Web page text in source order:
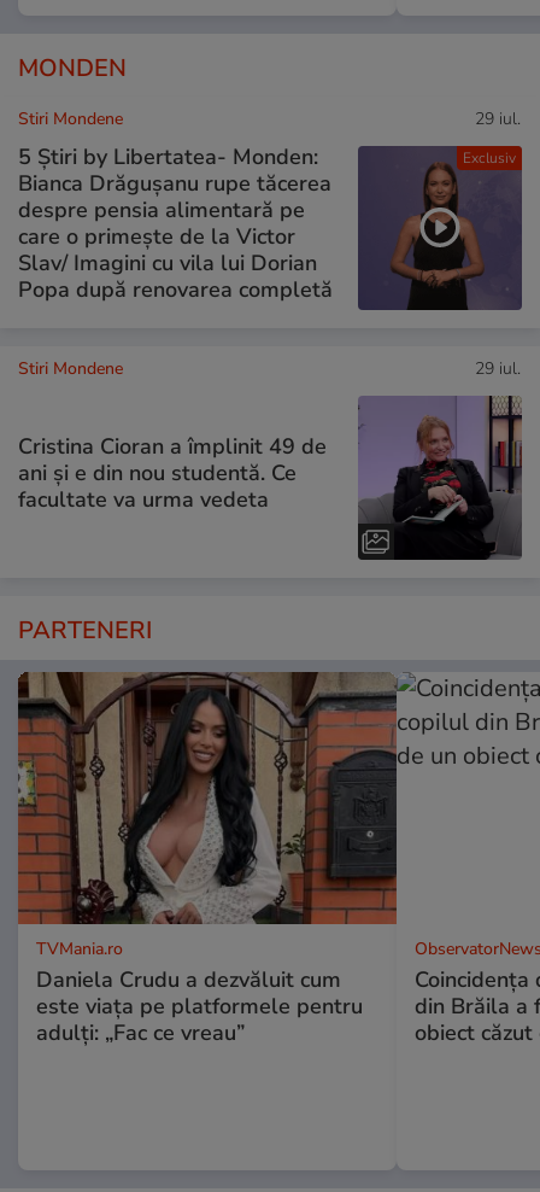
MONDEN
Exclusiv
Stiri Mondene 29 iul.
5 Știri by Libertatea- Monden:
Bianca Drăgușanu rupe tăcerea
despre pensia alimentară pe
care o primește de la Victor
Slav/ Imagini cu vila lui Dorian
Popa după renovarea completă
Stiri Mondene 29 iul.
Cristina Cioran a împlinit 49 de
ani și e din nou studentă. Ce
facultate va urma vedeta
PARTENERI
TVMania.ro
Daniela Crudu a dezvăluit cum
este viața pe platformele pentru
adulți: „Fac ce vreau”
Coincidența
din Brăila a
obiect căzut